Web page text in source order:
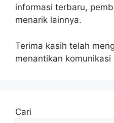
informasi terbaru,
menarik lainnya.
Terima kasih telah
menantikan komunikasi
Cari